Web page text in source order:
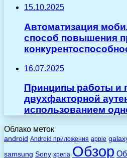
15.10.2025
Автоматизация
способ повышения
16.07.2025
Принципы работы и
двухфакторной
использованием
Облако меток
android Android приложения apple
samsung Sony xperia Обзор